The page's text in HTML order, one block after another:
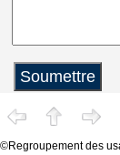
©Regroupement des